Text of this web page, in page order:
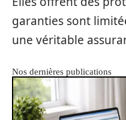
garanties sont
une véritable
Nos dernières publications